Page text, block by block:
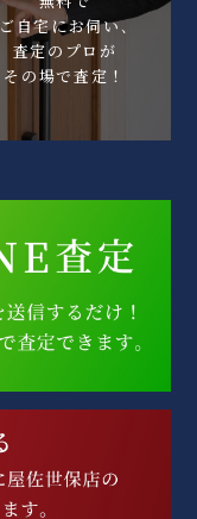
ご自宅にお伺い､
査定のプロが
その場で査定！